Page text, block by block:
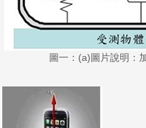
圖一：(a)圖片說明：